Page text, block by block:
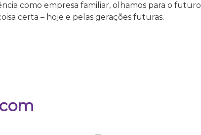
como empresa familiar, olhamos para o
certa – hoje e pelas gerações futuras.